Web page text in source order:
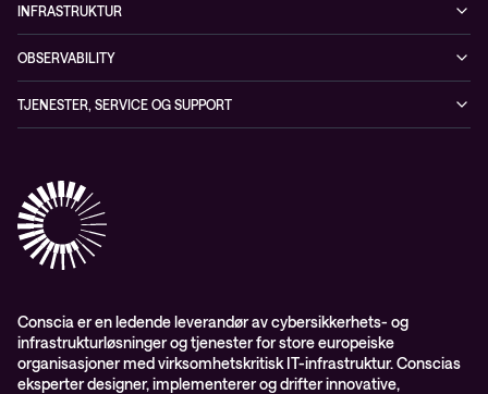
Blogg
Nyheter
Partnere
Presserom
Aktsomhetsvurdering
Sikkerhetsløsninger
Conscia ThreatInsights
INFRASTRUKTUR
Løsninger
OBSERVABILITY
TJENESTER, SERVICE OG SUPPORT
Conscia Education Services
Conscia er en ledende leverandør av cybersikkerhets- og
infrastrukturløsninger og tjenester for store europeiske
organisasjoner med virksomhetskritisk IT-infrastruktur. Conscias
eksperter designer, implementerer og drifter innovative,